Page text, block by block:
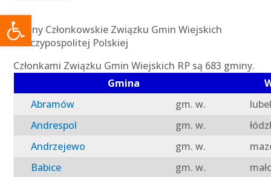
Otwórz pasek narzędzi
Gminy Członkowskie Związku Gmin Wiejskich
Rzeczypospolitej Polskiej
Członkami Związku Gmin Wiejskich RP są 683 gminy.
Gmina
Abramów
gm. w.
Andrespol
gm. w.
Andrzejewo
gm. w.
Babice
gm. w.